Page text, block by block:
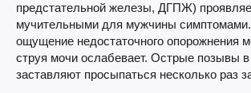
предстательной железы, ДГПЖ)
мучительными для мужчины симптомами.
ощущение недостаточного опорожнения
струя мочи ослабевает. Острые позывы в
заставляют просыпаться несколько раз